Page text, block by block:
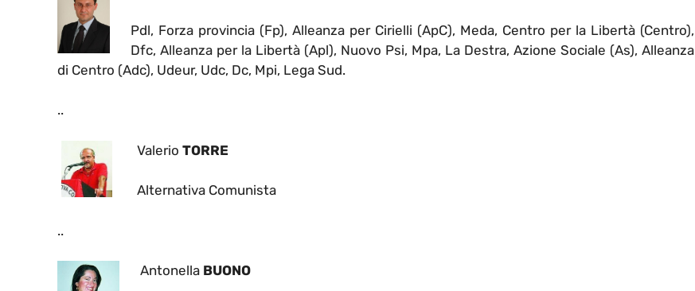
Pdl, Forza provincia (Fp), Alleanza per Cirielli (ApC), Meda, Centro per la Libertà (Centro),
Dfc, Alleanza per la Libertà (Apl), Nuovo Psi, Mpa, La Destra, Azione Sociale (As), Alleanza
di Centro (Adc), Udeur, Udc, Dc, Mpi, Lega Sud.
..
Valerio TORRE
Alternativa Comunista
..
AntonellaBUONO